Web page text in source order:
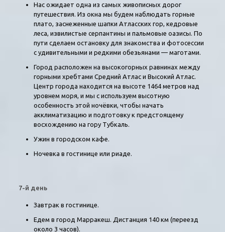
Нас ожидает одна из самых живописных дорог
путешествия. Из окна мы будем наблюдать горные
плато, заснеженные шапки Атласских гор, кедровые
леса, извилистые серпантины и пальмовые оазисы. По
пути сделаем остановку для знакомства и фотосессии
с удивительными и редкими обезьянами — маготами.
Город расположен на высокогорных равнинах между
горными хребтами Средний Атлас и Высокий Атлас.
Центр города находится на высоте 1464 метров над
уровнем моря, и мы с используем высотную
особенность этой ночёвки, чтобы начать
акклиматизацию и подготовку к предстоящему
восхождению на гору Тубкаль.
Ужин в городском кафе.
Ночевка в гостинице или риаде.
7-й день
Завтрак в гостинице.
Едем в город Марракеш. Дистанция 140 км (переезд
около 3 часов).